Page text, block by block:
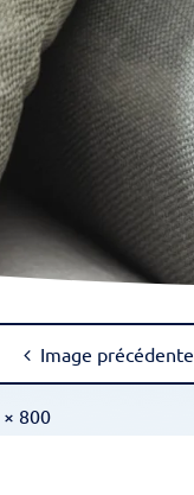
Image précédente
800